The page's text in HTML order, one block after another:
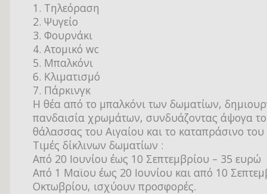
1. Tηλεόραση
2. Ψυγείο
3. Φουρνάκι
4. Ατομικό wc
5. Μπαλκόνι
6. Κλιματισμό
7. Πάρκινγκ
Η θέα από το μπαλκόνι των δωματίων,
πανδαισία χρωμάτων, συνδυάζοντας άψογα το
θάλασσας του Αιγαίου και το καταπράσινο
Τιμές δίκλινων δωματίων :
Από 20 Ιουνίου έως 10 Σεπτεμβρίου – 35 ευρώ
Από 1 Μαϊου έως 20 Ιουνίου και από 10
Οκτωβρίου, ισχύουν προσφορές.